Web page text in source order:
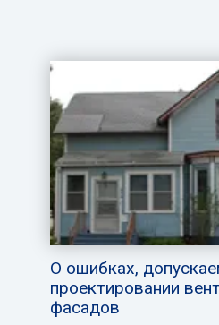
О ошибках,
проектировании
фасадов